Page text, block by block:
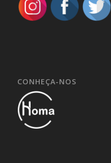
CONHEÇA-NOS